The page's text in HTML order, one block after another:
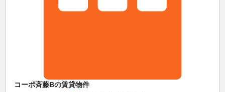
コーポ斉藤Bの賃貸物件